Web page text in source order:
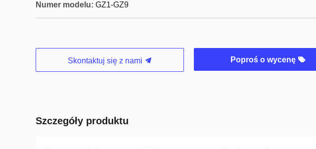
Numer modelu: GZ1-GZ9
Skontaktuj się z nami Poproś o wycenę
Szczegóły produktu